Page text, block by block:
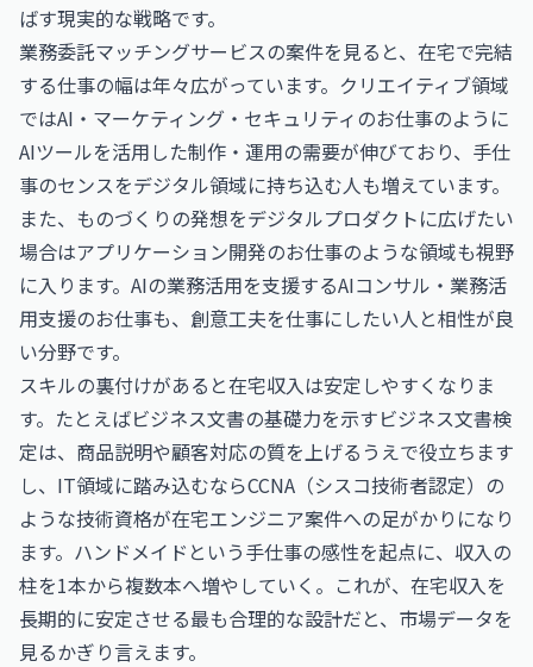
ばす現実的な戦略です。
業務委託マッチングサービスの案件を見ると、在宅で完結
する仕事の幅は年々広がっています。クリエイティブ領域
ではAI・マーケティング・セキュリティのお仕事のように
AIツールを活用した制作・運用の需要が伸びており、手仕
事のセンスをデジタル領域に持ち込む人も増えています。
また、ものづくりの発想をデジタルプロダクトに広げたい
場合はアプリケーション開発のお仕事のような領域も視野
に入ります。AIの業務活用を支援するAIコンサル・業務活
用支援のお仕事も、創意工夫を仕事にしたい人と相性が良
い分野です。
スキルの裏付けがあると在宅収入は安定しやすくなりま
す。たとえばビジネス文書の基礎力を示すビジネス文書検
定は、商品説明や顧客対応の質を上げるうえで役立ちます
し、IT領域に踏み込むならCCNA（シスコ技術者認定） の
ような技術資格が在宅エンジニア案件への足がかりになり
ます。ハンドメイドという手仕事の感性を起点に、収入の
柱を1本から複数本へ増やしていく。これが、在宅収入を
長期的に安定させる最も合理的な設計だと、市場データを
見るかぎり言えます。